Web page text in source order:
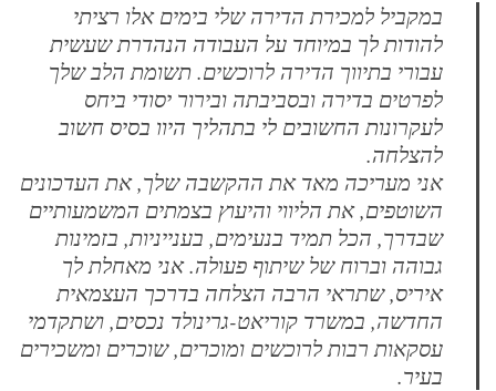
במקביל למכירת הדירה שלי בימים אלו רציתי
להודות לך במיוחד על העבודה הנהדרת שעשית
עבורי בתיווך הדירה לרוכשים. תשומת הלב שלך
לפרטים בדירה ובסביבתה ובירור יסודי ביחס
לעקרונות החשובים לי בתהליך היוו בסיס חשוב
להצלחה.
אני מעריכה מאד את ההקשבה שלך, את העדכונים
השוטפים, את הליווי והיעוץ בצמתים המשמעותיים
שבדרך, הכל תמיד בנעימים, בענייניות, בזמינות
גבוהה וברוח של שיתוף פעולה. אני מאחלת לך
איריס, שתראי הרבה הצלחה בדרכך העצמאית
החדשה, במשרד קוריאט-גרינולד נכסים, ושתקדמי
עסקאות רבות לרוכשים ומוכרים, שוכרים ומשכירים
בעיר.